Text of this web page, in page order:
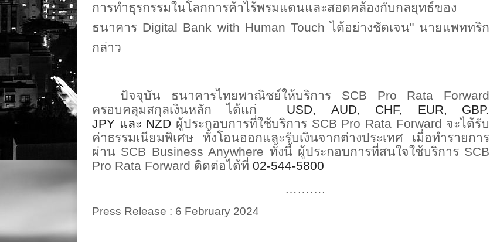
การทำธุรกรรมในโลกการค้าไร้พรมแดนและสอดคล้องกับกลยุทธ์ของ
ธนาคาร Digital Bank with Human Touch ได้อย่างชัดเจน" นายแพททริก
กล่าว
ปัจจุบัน ธนาคารไทยพาณิชย์ให้บริการ SCB Pro Rata Forward
ครอบคลุมสกุลเงินหลัก ได้แก่
USD,
AUD, CHF, EUR, GBP.
JPY และ NZD ผู้ประกอบการที่ใช้บริการ SCB Pro Rata Forward จะได้รับ
ค่าธรรมเนียมพิเศษ ทั้งโอนออกและรับเงินจากต่างประเทศ เมื่อทำรายการ
ผ่าน SCB Business Anywhere ทั้งนี้ ผู้ประกอบการที่สนใจใช้บริการ SCB
Pro Rata Forward ติดต่อได้ที่ 02-544-5800
……….
Press Release : 6 February 2024